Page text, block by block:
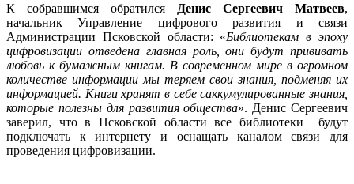
К собравшимся обратился
Денис Сергеевич Матвеев,
начальник Управление цифрового развития и связи
Администрации Псковской области: «Библиотекам в эпоху
цифровизации отведена главная роль, они будут прививать
любовь к бумажным книгам. В современном мире в огромном
количестве информации мы теряем свои знания, подменяя их
информацией. Книги хранят в себе саккумулированные знания,
которые полезны для развития общества». Денис Сергеевич
заверил, что в Псковской области все библиотеки будут
подключать к интернету и оснащать каналом связи для
проведения цифровизации.